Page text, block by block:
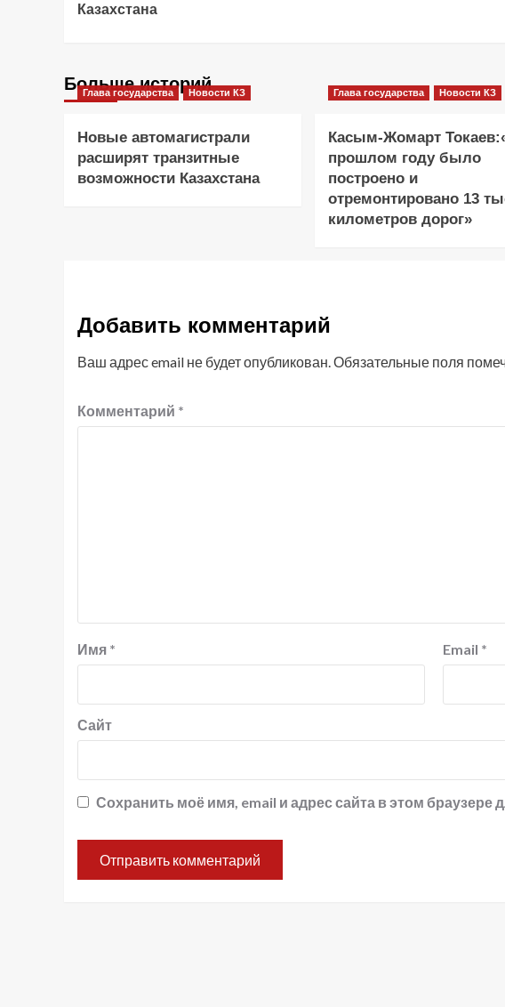
Казахстана
Больше историй
Глава государства Новости КЗ
Новые автомагистрали
расширят транзитные
возможности Казахстана
Глава государства Новости КЗ
Касым-Жомарт
прошлом году было
построено и
отремонтировано 13
километров дорог»
Добавить комментарий
Ваш адрес email не будет опубликован.Обязательные поля
Комментарий *
Имя * Email *
Сайт
Сохранить моё имя, email и адрес сайта в этом